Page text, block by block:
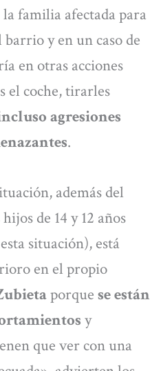
familia afectada para
y en un caso de
en otras acciones
el coche, tirarles
agresiones
.
además del
de 14 y 12 años
situación), está
en el propio
porque se están
y
que ver con una